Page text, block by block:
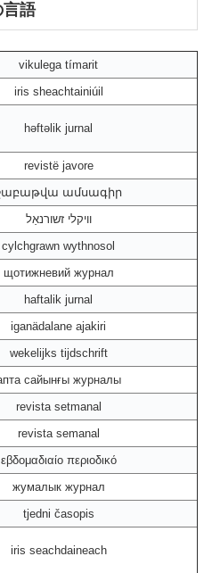
語
vikulega tímarit
iris sheachtainiúil
həftəlik jurnal
revistë javore
ամսագիր
וויקלי זשורנאַל
cylchgrawn wythnosol
щотижневий журнал
haftalik jurnal
iganädalane ajakiri
wekelijks tijdschrift
сайынғы журналы
revista setmanal
revista semanal
εβδομαδιαίο περιοδικό
жумалык журнал
tjedni časopis
iris seachdaineach